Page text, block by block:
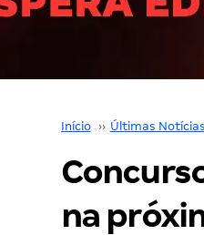
Início ›› Últimas Notícias
na